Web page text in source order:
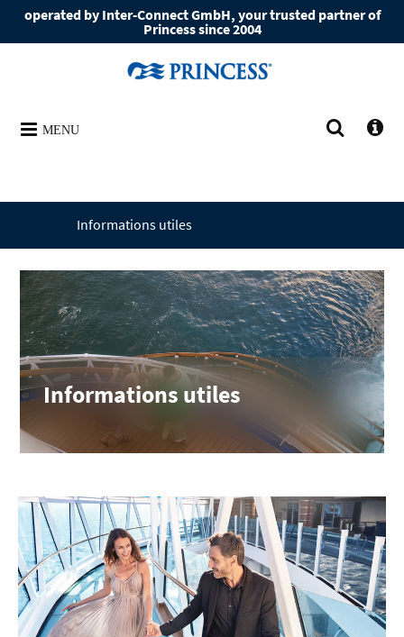
operated by Inter-Connect GmbH, your trusted partner of
Princess since 2004
MENU
Informations utiles
Informations utiles